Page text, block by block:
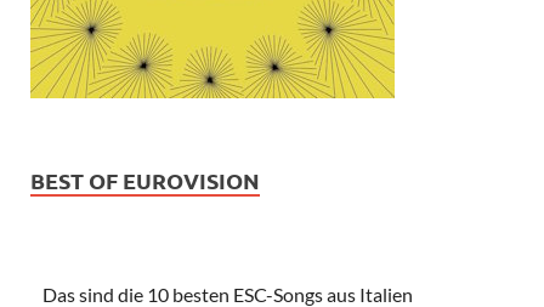
BEST OF EUROVISION
Das sind die 10 besten ESC-Songs aus Italien